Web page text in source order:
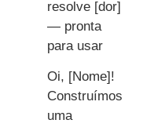
resolve [dor]
— pronta
para usar
Oi, [Nome]!
Construímos
uma